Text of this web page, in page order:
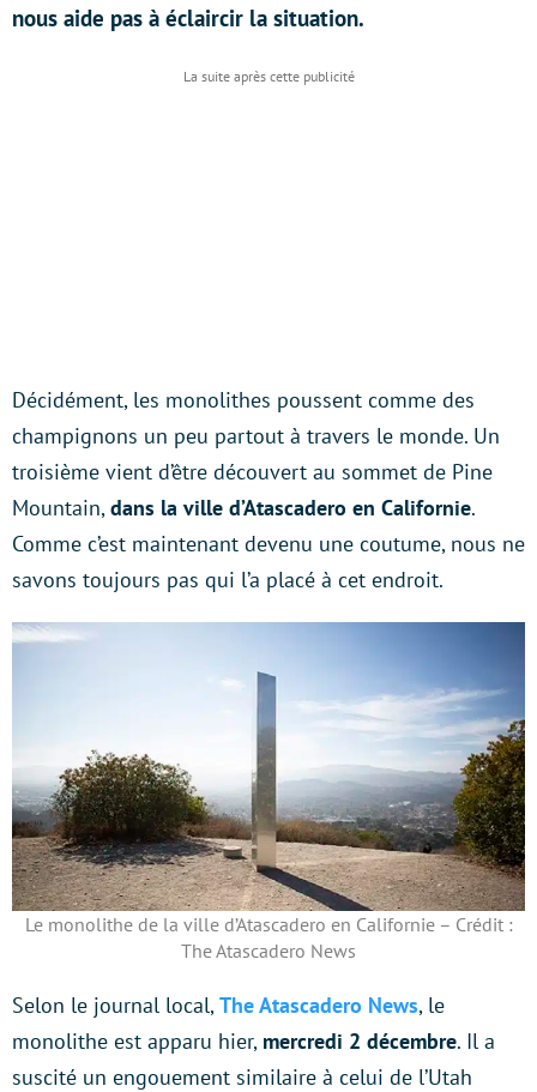
nous aide pas à éclaircir la situation.
Décidément, les monolithes poussent comme des
champignons un peu partout à travers le monde. Un
troisième vient d’être découvert au sommet de Pine
Mountain,dans la ville d’Atascadero en Californie.
Comme c’est maintenant devenu une coutume, nous ne
savons toujours pas qui l’a placé à cet endroit.
Le monolithe de la ville d’Atascadero en Californie – Crédit :
The Atascadero News
Selon le journal local,The Atascadero News, le
monolithe est apparu hier, mercredi 2 décembre. Il a
suscité un engouement similaire à celui de l’Utah